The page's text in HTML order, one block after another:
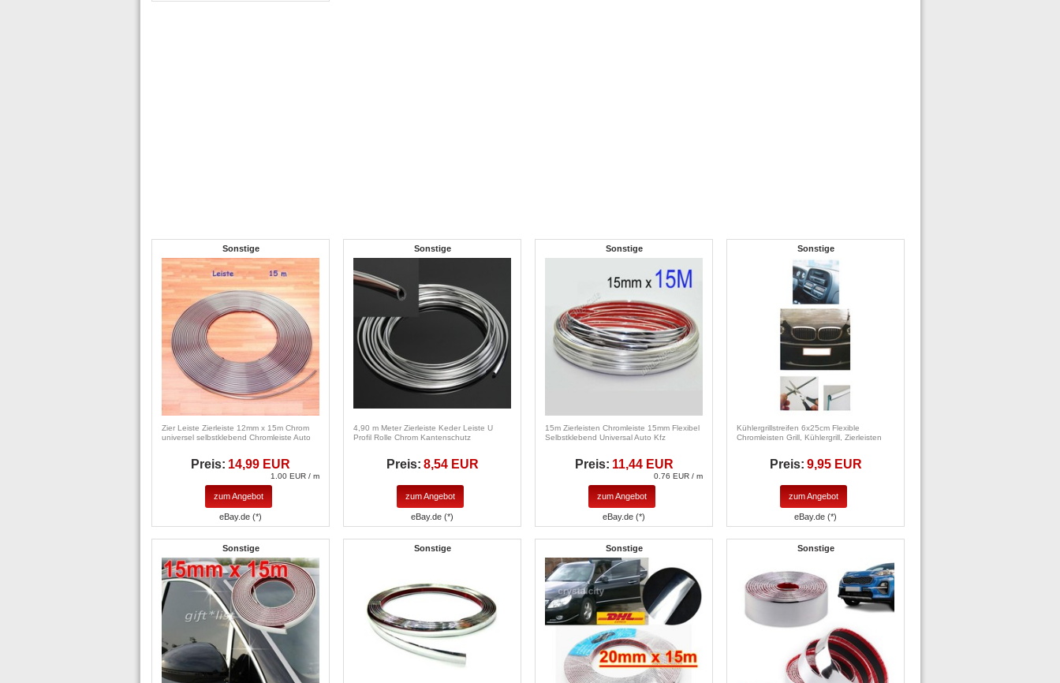
Sonstige
Zier Leiste Zierleiste 12mm x 15m Chrom
universel selbstklebend Chromleiste Auto
Preis: 14,99 EUR
1.00 EUR / m
zum Angebot
eBay.de (*)
Sonstige
4,90 m Meter Zierleiste Keder Leiste U
Profil Rolle Chrom Kantenschutz
Preis: 8,54 EUR
zum Angebot
eBay.de (*)
Sonstige
15m Zierleisten Chromleiste 15mm Flexibel
Selbstklebend Universal Auto Kfz
Preis: 11,44 EUR
0.76 EUR / m
zum Angebot
eBay.de (*)
Sonstige
Kühlergrillstreifen 6x25cm Flexible
Chromleisten Grill, Kühlergrill, Zierleisten
Preis: 9,95 EUR
zum Angebot
eBay.de (*)
Sonstige Sonstige Sonstige Sonstige